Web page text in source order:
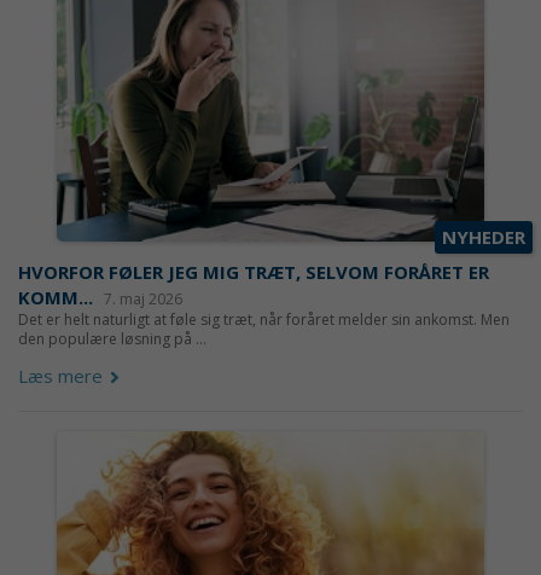
NYHEDER
HVORFOR FØLER JEG MIG TRÆT, SELVOM FORÅRET ER
KOMM... 7. maj 2026
Det er helt naturligt at føle sig træt, når foråret melder sin ankomst. Men
den populære løsning på ...
Læs mere